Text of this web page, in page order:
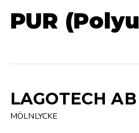
PUR
LAGOTECH AB
MÖLNLYCKE